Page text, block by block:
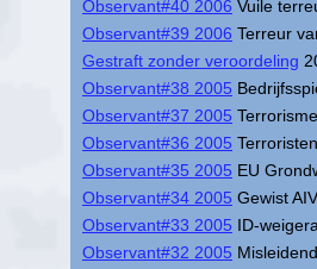
Observant#40 2006 Vuile
Observant#39 2006 Terreur
Gestraft zonder veroordeling
Observant#38 2005
Observant#37 2005
Observant#36 2005
Observant#35 2005 EU
Observant#34 2005 Gewist
Observant#33 2005 ID-
Observant#32 2005